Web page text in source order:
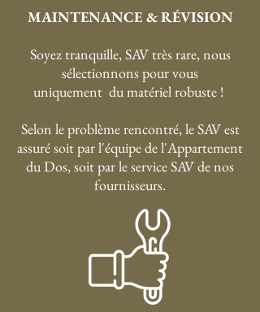
MAINTENANCE & RÉVISION
Soyez tranquille, SAV très rare, nous
sélectionnons pour vous
uniquement du matériel robuste !
Selon le problème rencontré, le SAV est
assuré soit par l'équipe de l'Appartement
du Dos, soit par le service SAV de nos
fournisseurs.